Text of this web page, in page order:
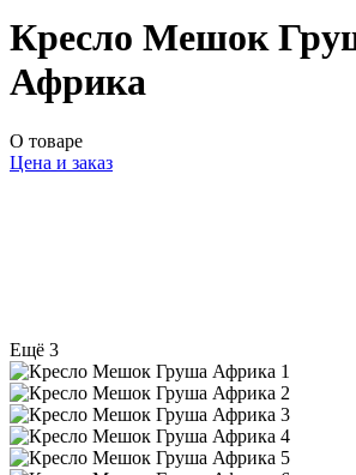
Кресло Мешок
Африка
О товаре
Цена и заказ
Ещё 3